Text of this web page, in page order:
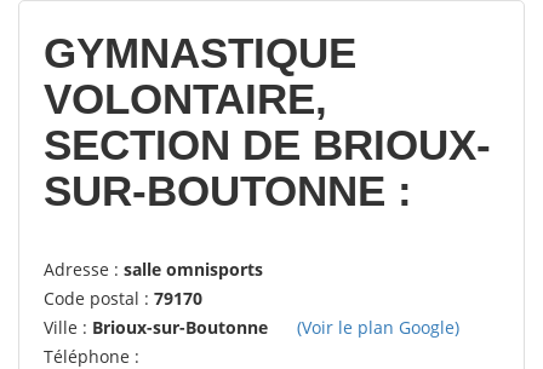
14358votes
GYMNASTIQUE
VOLONTAIRE,
SECTION DE BRIOUX-
SUR-BOUTONNE :
Adresse : salle omnisports
Code postal : 79170
Ville : Brioux-sur-Boutonne
(Voir le plan Google)
Téléphone :